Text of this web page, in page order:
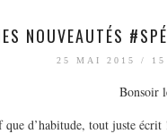
NOUVEAUTÉS
25 MAI 2015 /
Bonsoir
d’habitude, tout juste